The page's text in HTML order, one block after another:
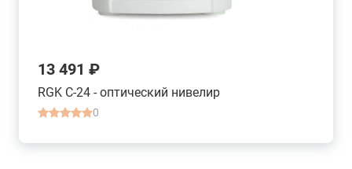
13 491 ₽
RGK C-24 - оптический нивелир
0